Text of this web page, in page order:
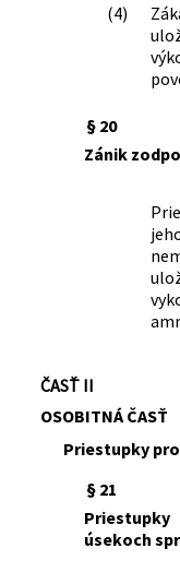
166/2024 Z. z.
380/2024 Z. z.
150/2025 Z. z.
(4)
§ 20
Zánik
ČASŤ II
OSOBITNÁ ČASŤ
Priestupky
§ 21
úsekoch